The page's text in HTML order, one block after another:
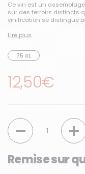
Ce vin est un
sur des terroirs distincts
vinification se distingue
Lire plus
75 cL
Prix régulier
12,50€
Quantité
Remise sur